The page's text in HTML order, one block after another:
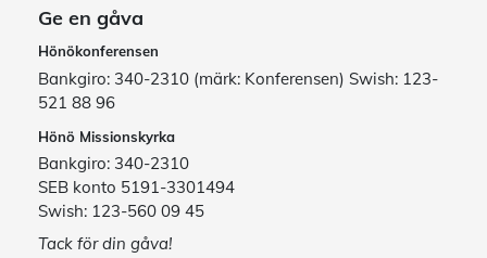
Ge en gåva
Hönökonferensen
Bankgiro: 340-2310 (märk: Konferensen) Swish: 123-
521 88 96
Hönö Missionskyrka
Bankgiro: 340-2310
SEB konto 5191-3301494
Swish: 123-560 09 45
Tack för din gåva!